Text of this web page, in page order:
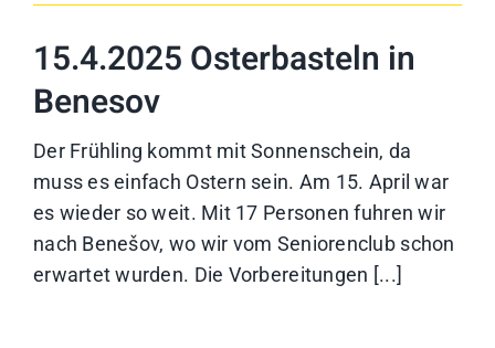
15.4.2025 Osterbasteln in
Benesov
Der Frühling kommt mit Sonnenschein, da
muss es einfach Ostern sein. Am 15. April war
es wieder so weit. Mit 17 Personen fuhren wir
nach Benešov, wo wir vom Seniorenclub schon
erwartet wurden. Die Vorbereitungen [...]